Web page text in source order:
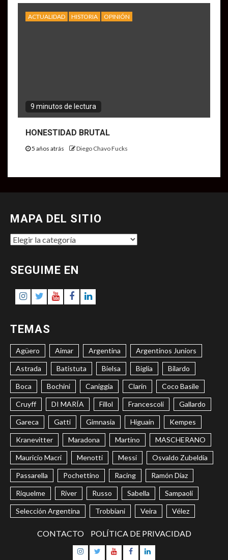
ACTUALIDAD HISTORIA OPINIÓN
9 minutos de lectura
HONESTIDAD BRUTAL
5 años atrás Diego Chavo Fucks
MAPA DEL SITIO
MAPA
SITIO
SEGUIME EN
Instagram
TwitterYoutubeFacebookLinkedIn
TEMAS
Agüero Aimar Argentina Argentinos Juniors
Astrada Batistuta Bielsa Biglia Bilardo
Boca Bochini Caniggia Clarín Coco Basile
Cruyff DI MARÍA Fillol Francescoli Gallardo
Gareca Gatti Gimnasia Higuaín Kempes
Kranevitter Maradona Martino MASCHERANO
Mauricio Macri Menotti Messi Osvaldo Zubeldía
Passarella Pochettino Racing Ramón Díaz
Riquelme River Russo Sabella Sampaoli
Selección Argentina Trobbiani Veira Vélez
CONTACTO POLÍTICA DE PRIVACIDAD
Instagram
TwitterYoutubeFacebookLinkedIn